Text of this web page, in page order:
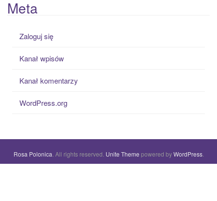
Meta
Zaloguj się
Kanał wpisów
Kanał komentarzy
WordPress.org
Rosa Polonica . All rights reserved. Unite Theme powered byWordPress.